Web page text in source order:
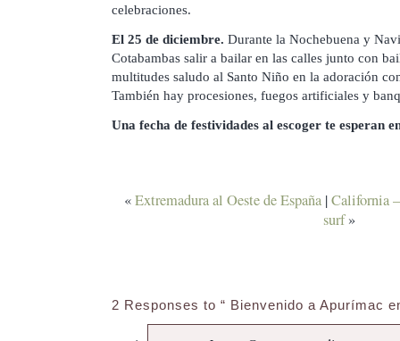
celebraciones.
El 25 de diciembre. Durante la Nochebuena y
Cotabambas salir a bailar en las calles junto con
multitudes saludo al Santo Niño en la adoración
También hay procesiones, fuegos artificiales y
Una fecha de festividades al escoger te esperan
«Extremadura al Oeste de España|California
surf»
2 Responses to “ Bienvenido a Apurímac